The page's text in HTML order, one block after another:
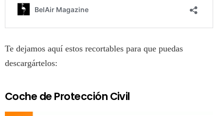
Te dejamos aquí estos recortables para que puedas
descargártelos:
Coche de Protección Civil